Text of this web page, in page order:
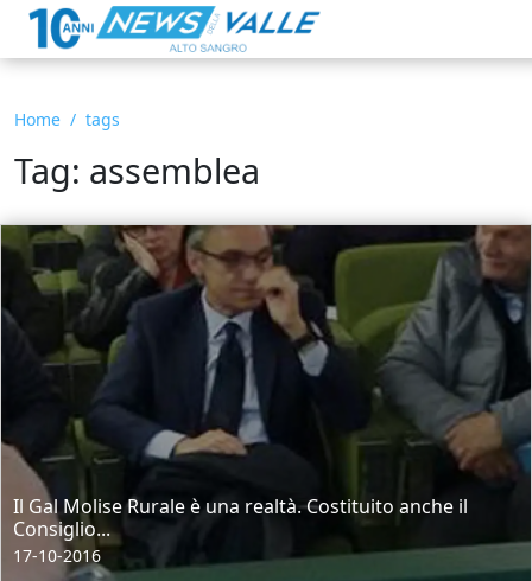
Home tags
Tag: assemblea
Il Gal Molise Rurale è una realtà. Costituito anche il
Consiglio...
17-10-2016